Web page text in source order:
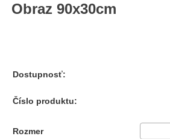
Obraz 90x30cm
Dostupnosť:
Číslo produktu:
Rozmer